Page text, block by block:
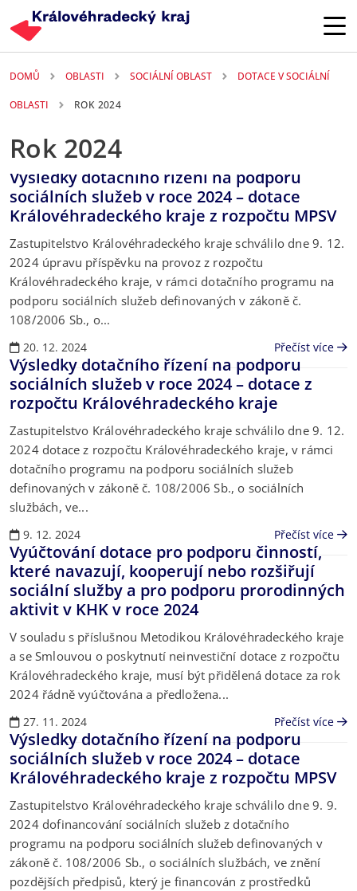
DOMŮ OBLASTI SOCIÁLNÍ OBLAST DOTACE V SOCIÁLNÍ
OBLASTI ROK 2024
Rok 2024
Výsledky dotačního řízení na podporu
sociálních služeb v roce 2024 – dotace
Královéhradeckého kraje z rozpočtu MPSV
Zastupitelstvo Královéhradeckého kraje schválilo dne 9. 12.
2024 úpravu příspěvku na provoz z rozpočtu
Královéhradeckého kraje, v rámci dotačního programu na
podporu sociálních služeb definovaných v zákoně č.
108/2006 Sb., o...
20. 12. 2024 Přečíst více
Výsledky dotačního řízení na podporu
sociálních služeb v roce 2024 – dotace z
rozpočtu Královéhradeckého kraje
Zastupitelstvo Královéhradeckého kraje schválilo dne 9. 12.
2024 dotace z rozpočtu Královéhradeckého kraje, v rámci
dotačního programu na podporu sociálních služeb
definovaných v zákoně č. 108/2006 Sb., o sociálních
službách, ve...
9. 12. 2024 Přečíst více
Vyúčtování dotace pro podporu činností,
které navazují, kooperují nebo rozšiřují
sociální služby a pro podporu prorodinných
aktivit v KHK v roce 2024
V souladu s příslušnou Metodikou Královéhradeckého kraje
a se Smlouvou o poskytnutí neinvestiční dotace z rozpočtu
Královéhradeckého kraje, musí být přidělená dotace za rok
2024 řádně vyúčtována a předložena...
27. 11. 2024 Přečíst více
Výsledky dotačního řízení na podporu
sociálních služeb v roce 2024 – dotace
Královéhradeckého kraje z rozpočtu MPSV
Zastupitelstvo Královéhradeckého kraje schválilo dne 9. 9.
2024 dofinancování sociálních služeb z dotačního
programu na podporu sociálních služeb definovaných v
zákoně č. 108/2006 Sb., o sociálních službách, ve znění
pozdějších předpisů, který je financován z prostředků